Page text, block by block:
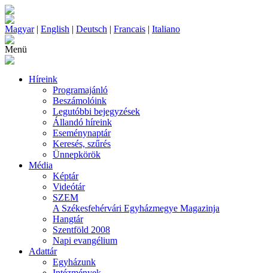
Magyar| English | Deutsch | Francais | Italiano
Menü
Híreink
Programajánló
Beszámolóink
Legutóbbi bejegyzések
Állandó híreink
Eseménynaptár
Keresés, szűrés
Ünnepkörök
Média
Képtár
Videótár
SZEM
A Székesfehérvári Egyházmegye Magazinja
Hangtár
Szentföld 2008
Napi evangélium
Adattár
Egyházunk